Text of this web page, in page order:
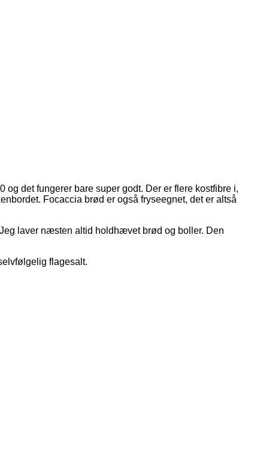
det fungerer bare super godt. Der er flere kostfibre i,
Focaccia brød er også fryseegnet, det er altså
laver næsten altid holdhævet brød og boller. Den
flagesalt.